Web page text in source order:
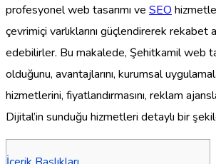
profesyonel web tasarımı ve SEO
çevrimiçi varlıklarını güçlendirerek rekabet
edebilirler. Bu makalede, Şehitkamil web
olduğunu, avantajlarını, kurumsal
hizmetlerini, fiyatlandırmasını, reklam
Dijital’in sunduğu hizmetleri detaylı bir